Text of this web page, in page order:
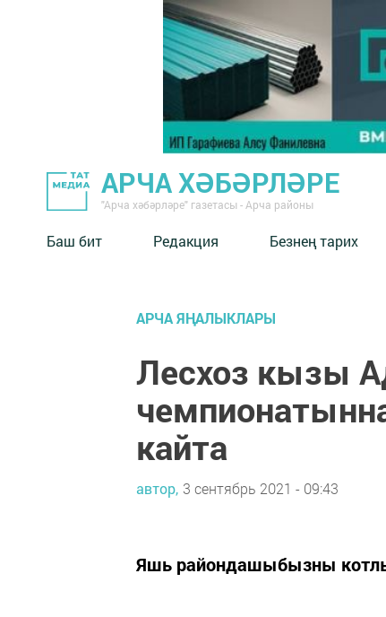
АРЧА ХӘБӘРЛӘРЕ
"Арча хәбәрләре" газетасы - Арча районы
Баш бит Редакция Безнең тарих
АРЧА ЯҢАЛЫКЛАРЫ
Лесхоз кызы
кайта
автор, 3 сентябрь 2021 - 09:43
Яшь райондашыбызны